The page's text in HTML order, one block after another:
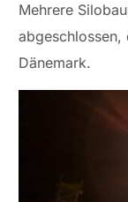
Mehrere
abgeschlossen,
Dänemark.